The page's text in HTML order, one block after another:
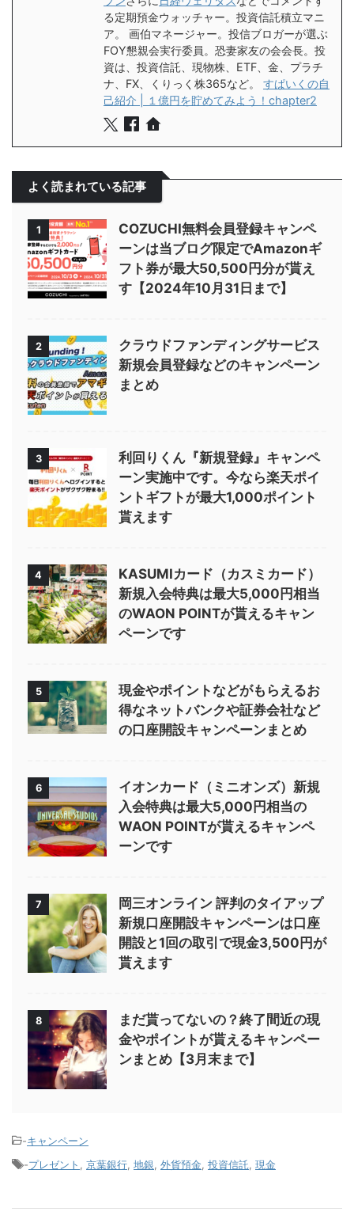
る定期預金ウォッチャー。投資信託積立マニ
ア。 画伯マネージャー。投信ブロガーが選ぶ
FOY懇親会実行委員。恐妻家友の会会長。投
資は、投資信託、現物株、ETF、金、プラチ
ナ、FX、くりっく株365など。 すぱいくの自
己紹介 | １億円を貯めてみよう！chapter2
よく読まれている記事
1
COZUCHI無料会員登録キャンペ
ーンは当ブログ限定でAmazonギ
フト券が最大50,500円分が貰え
す【2024年10月31日まで】
2
クラウドファンディングサービス
新規会員登録などのキャンペーン
まとめ
3
利回りくん『新規登録』キャンペ
ーン実施中です。今なら楽天ポイ
ントギフトが最大1,000ポイント
貰えます
4
KASUMIカード（カスミカード）
新規入会特典は最大5,000円相当
のWAON POINTが貰えるキャン
ペーンです
5
現金やポイントなどがもらえるお
得なネットバンクや証券会社など
の口座開設キャンペーンまとめ
6
イオンカード（ミニオンズ）新規
入会特典は最大5,000円相当の
WAON POINTが貰えるキャンペ
ーンです
7
岡三オンライン 評判のタイアップ
新規口座開設キャンペーンは口座
開設と1回の取引で現金3,500円が
貰えます
8
まだ貰ってないの？終了間近の現
金やポイントが貰えるキャンペー
ンまとめ【3月末まで】
-キャンペーン
-プレゼント , 京葉銀行, 地銀, 外貨預金, 投資信託, 現金